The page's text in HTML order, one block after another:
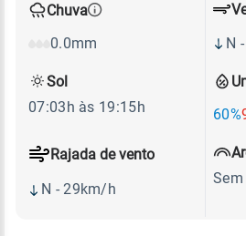
Chuva
0.0mm
60%
N
Rajada de vento
N - 29km/h
Sol
07:03h às 19:15h